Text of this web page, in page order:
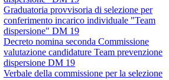
Graduatoria provvisoria di selezione per
conferimento incarico individuale "Team
dispersione" DM 19
Decreto nomina seconda Commissione
valutazione candidature Team prevenzione
dispersione DM 19
Verbale della commissione per la selezione